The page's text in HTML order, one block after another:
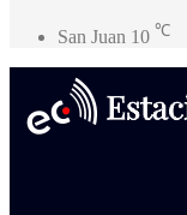
San Juan 10 ℃